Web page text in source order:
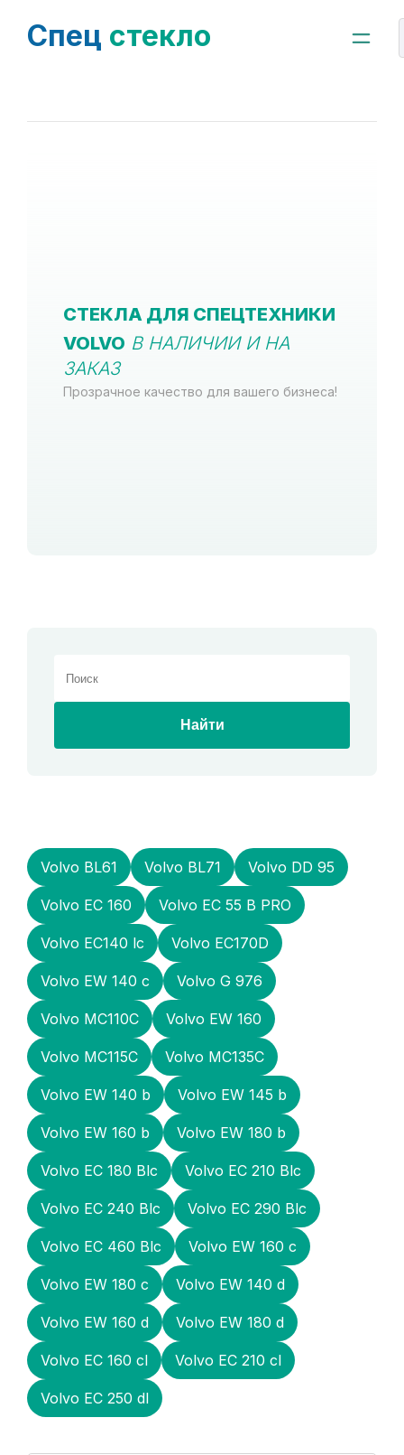
Спец стекло
СТЕКЛА ДЛЯ СПЕЦТЕХНИКИ
VOLVO В НАЛИЧИИ И НА
ЗАКАЗ
Прозрачное качество для вашего бизнеса!
Найти
Volvo BL61 Volvo BL71 Volvo DD 95
Volvo EC 160 Volvo EC 55 B PRO
Volvo EC140 lc Volvo EC170D
Volvo EW 140 с Volvo G 976
Volvo MC110C Volvo EW 160
Volvo MC115C Volvo MC135C
Volvo EW 140 b Volvo EW 145 b
Volvo EW 160 b Volvo EW 180 b
Volvo EC 180 Blc Volvo EC 210 Blc
Volvo EC 240 Blc Volvo EC 290 Blc
Volvo EC 460 Blc Volvo EW 160 с
Volvo EW 180 с Volvo EW 140 d
Volvo EW 160 d Volvo EW 180 d
Volvo EC 160 cl Volvo EC 210 cl
Volvo EC 250 dl